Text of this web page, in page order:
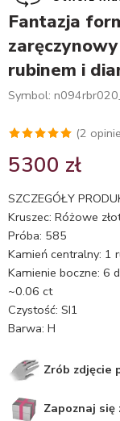
Fantazja
rubinem i
Symbol:
5.00na 5
ocen
klientów
(2
5300 zł
SZCZEGÓŁY
Kruszec: Różowe
Próba: 585
Kamień centralny: 1
Kamienie boczne: 6
~0.06 ct
Czystość: SI1
Barwa: H
Zrób zdjęcie
Zapoznaj się